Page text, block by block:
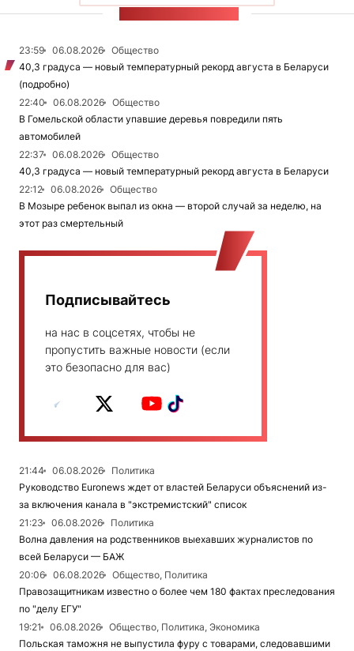
23:59 06.08.2026
Общество
40,3 градуса — новый температурный рекорд августа в Беларуси
(подробно)
22:40
06.08.2026
Общество
В Гомельской области упавшие деревья повредили пять
автомобилей
22:37
06.08.2026
Общество
40,3 градуса — новый температурный рекорд августа в Беларуси
22:12
06.08.2026
Общество
В Мозыре ребенок выпал из окна — второй случай за неделю, на
этот раз смертельный
Подписывайтесь
на нас в соцсетях, чтобы не
пропустить важные новости (если
это безопасно для вас)
21:44 06.08.2026
Политика
Руководство Euronews ждет от властей Беларуси объяснений из-
за включения канала в "экстремистский" список
21:23
06.08.2026
Политика
Волна давления на родственников выехавших журналистов по
всей Беларуси — БАЖ
20:06
06.08.2026
Общество, Политика
Правозащитникам известно о более чем 180 фактах преследования
по "делу ЕГУ"
19:21
06.08.2026
Общество, Политика, Экономика
Польская таможня не выпустила фуру с товарами, следовавшими